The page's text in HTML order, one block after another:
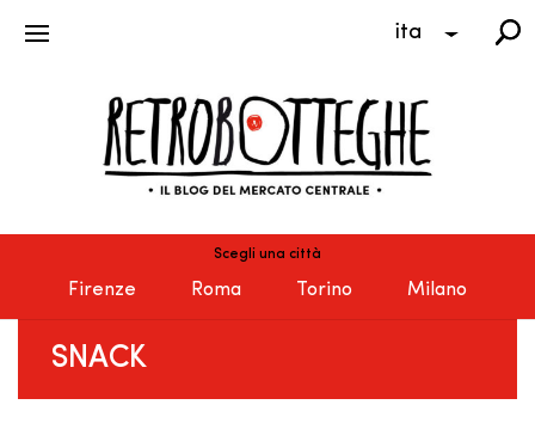
ita
Scegli una città
Firenze Roma Torino Milano
SNACK